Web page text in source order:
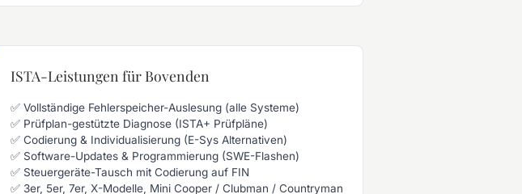
ISTA-Leistungen für Bovenden
✅ Vollständige Fehlerspeicher-Auslesung (alle Systeme)
✅ Prüfplan-gestützte Diagnose (ISTA+ Prüfpläne)
✅ Codierung & Individualisierung (E-Sys Alternativen)
✅ Software-Updates & Programmierung (SWE-Flashen)
✅ Steuergeräte-Tausch mit Codierung auf FIN
✅ 3er, 5er, 7er, X-Modelle, Mini Cooper / Clubman / Countryman